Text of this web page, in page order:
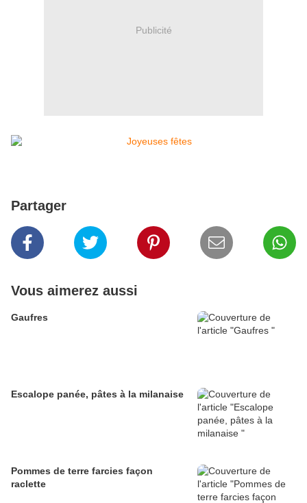
Publicité
Partager
Vous aimerez aussi
Gaufres
Escalope panée, pâtes à la milanaise
Pommes de terre farcies façon
raclette